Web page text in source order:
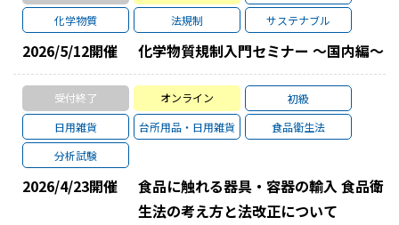
化学物質
法規制 サステナブル
2026/5/12開催 化学物質規制入門セミナー ～国内編～
受付終了 オンライン
初級
日用雑貨
台所用品・日用雑貨
食品衛生法
分析試験
2026/4/23開催
食品に触れる器具・容器の輸入 食品衛
生法の考え方と法改正について